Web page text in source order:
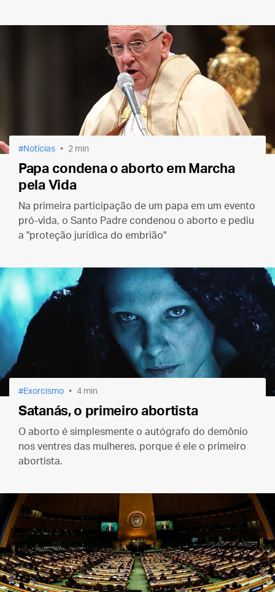
Notícias 2 min
Papa condena o aborto em Marcha
pela Vida
Na primeira participação de um papa em um evento
pró-vida, o Santo Padre condenou o aborto e pediu
a "proteção jurídica do embrião"
Exorcismo 4 min
Satanás, o primeiro abortista
O aborto é simplesmente o autógrafo do demônio
nos ventres das mulheres, porque é ele o primeiro
abortista.